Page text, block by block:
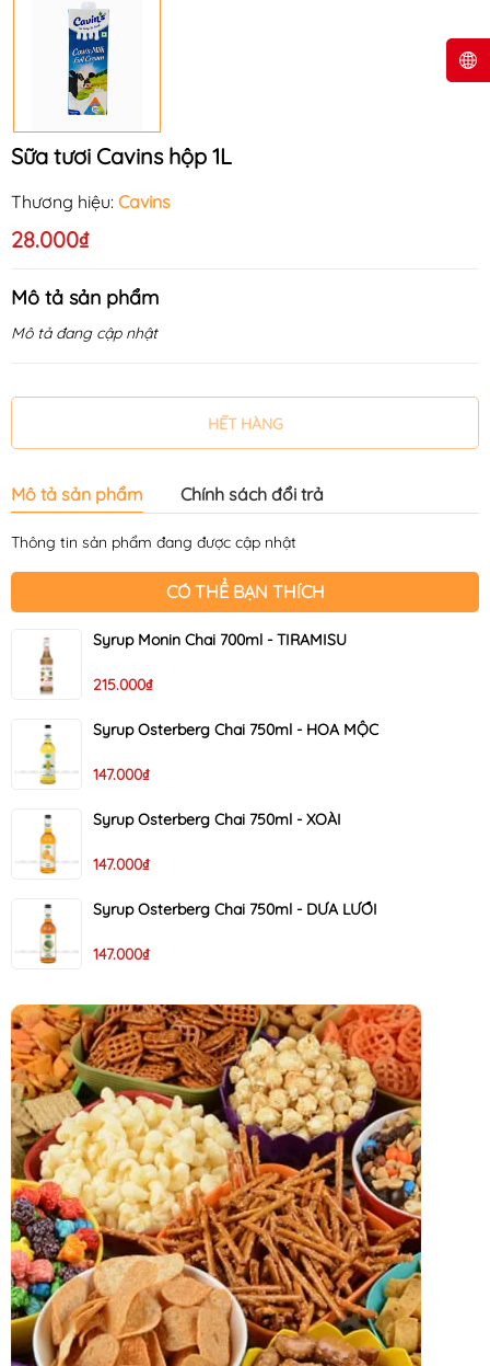
Sữa tươi Cavins hộp 1L
Thương hiệu: Cavins
28.000₫
Mô tả sản phẩm
Mô tả đang cập nhật
HẾT HÀNG
Mô tả sản phẩm Chính sách đổi trả
Thông tin sản phẩm đang được cập nhật
CÓ THỂ BẠN THÍCH
Syrup Monin Chai 700ml - TIRAMISU
215.000₫
Syrup Osterberg Chai 750ml - HOA MỘC
147.000₫
Syrup Osterberg Chai 750ml - XOÀI
147.000₫
Syrup Osterberg Chai 750ml - DƯA LƯỚI
147.000₫